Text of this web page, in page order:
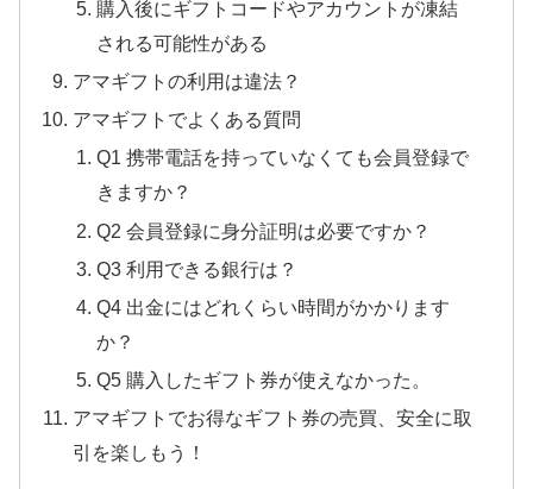
購入後にギフトコードやアカウントが凍結
される可能性がある
アマギフトの利用は違法？
アマギフトでよくある質問
Q1 携帯電話を持っていなくても会員登録で
きますか？
Q2 会員登録に身分証明は必要ですか？
Q3 利用できる銀行は？
Q4 出金にはどれくらい時間がかかります
か？
Q5 購入したギフト券が使えなかった。
アマギフトでお得なギフト券の売買、安全に取
引を楽しもう！